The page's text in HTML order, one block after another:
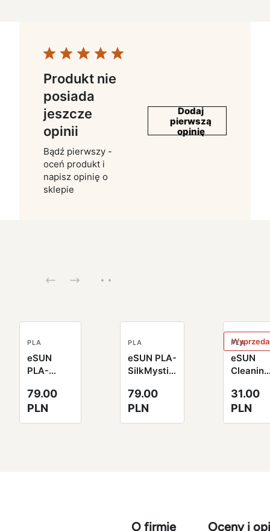
Produkt nie
posiada
jeszcze
opinii
Bądź pierwszy -
oceń produkt i
napisz opinię o
sklepie
Dodaj
pierwszą
opinię
PLA
eSUN
PLA-
Filament
1.75mm
1000g
79.00
PLN
PLA
eSUN PLA-
SilkMystic
1.75mm
1000g
miedziano-
79.00
PLN
PLA
eSUN
Cleaning
2.85mm
100g
31.00
PLN
O firmie Oceny i